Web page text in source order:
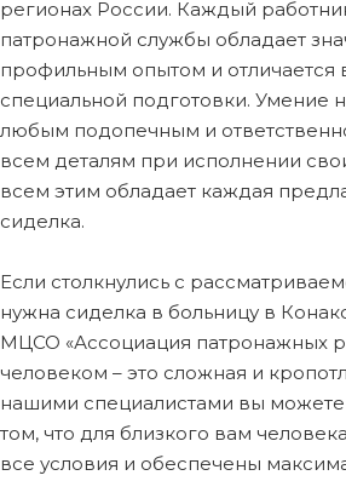
регионах России. Каждый
патронажной службы обладает
профильным опытом и
специальной подготовки. Умение
любым подопечным и
всем деталям при исполнении
всем этим обладает каждая
сиделка.
Если столкнулись с
нужна сиделка в больницу в
МЦСО «Ассоциация патронажных
человеком – это сложная и
нашими специалистами вы
том, что для близкого вам
все условия и обеспечены